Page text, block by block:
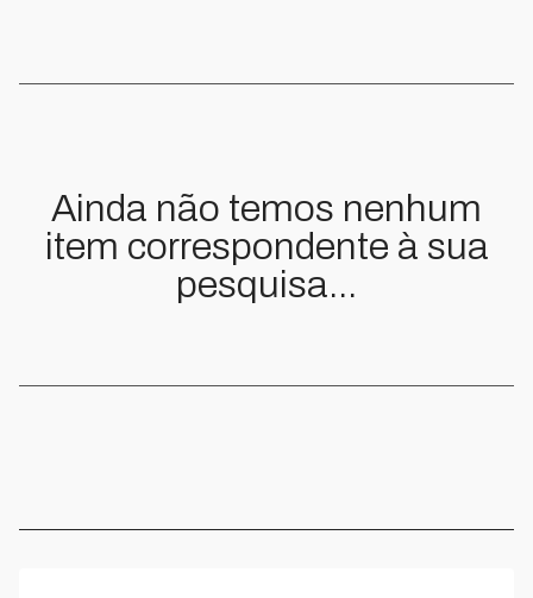
Ainda não temos nenhum
item correspondente à sua
pesquisa...